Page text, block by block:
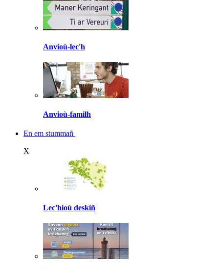
Anvioù-lec'h
Anvioù-familh
En em stummañ
X
Lec'hioù deskiñ